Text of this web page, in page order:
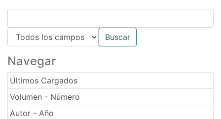
Navegar
Últimos Cargados
Volumen - Número
Autor - Año